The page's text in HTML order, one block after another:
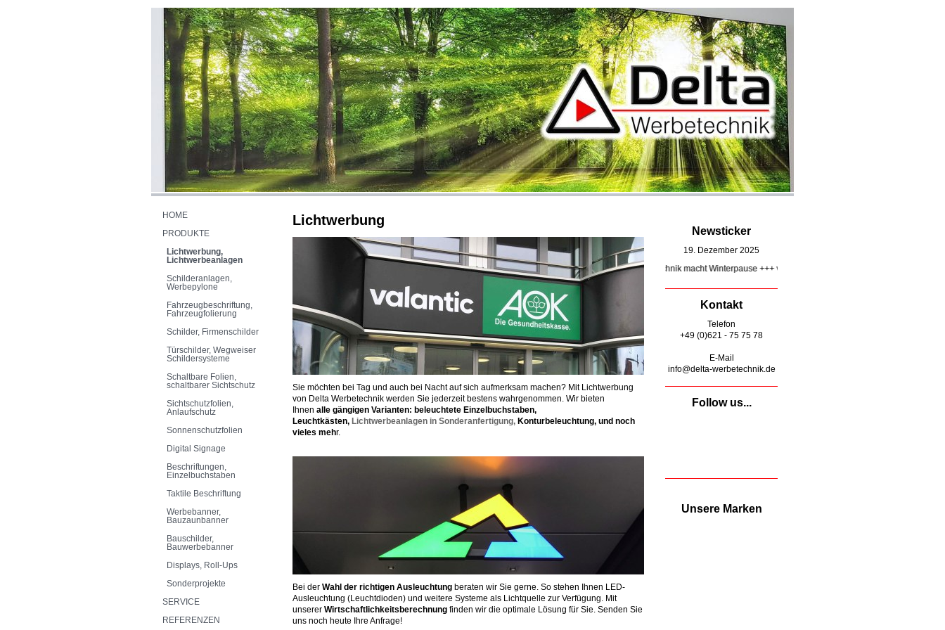
HOME
PRODUKTE
Lichtwerbung,
Lichtwerbeanlagen
Schilderanlagen,
Werbepylone
Fahrzeugbeschriftung,
Fahrzeugfolierung
Schilder, Firmenschilder
Türschilder, Wegweiser
Schildersysteme
Schaltbare Folien,
schaltbarer Sichtschutz
Sichtschutzfolien,
Anlaufschutz
Sonnenschutzfolien
Digital Signage
Beschriftungen,
Einzelbuchstaben
Taktile Beschriftung
Werbebanner,
Bauzaunbanner
Bauschilder,
Bauwerbebanner
Displays, Roll-Ups
Sonderprojekte
SERVICE
REFERENZEN
Lichtwerbung
Sie möchten bei Tag und auch bei Nacht auf sich aufmerksam machen? Mit Lichtwerbung
von Delta Werbetechnik werden Sie jederzeit bestens wahrgenommen. Wir bieten
Ihnen alle gängigen Varianten: beleuchtete Einzelbuchstaben,
Leuchtkästen, Lichtwerbeanlagen in Sonderanfertigung, Konturbeleuchtung, und noch
vieles mehr.
Bei der Wahl der richtigen Ausleuchtung beraten wir Sie gerne. So stehen Ihnen LED-
Ausleuchtung (Leuchtdioden) und weitere Systeme als Lichtquelle zur Verfügung. Mit
unserer Wirtschaftlichkeitsberechnung finden wir die optimale Lösung für Sie. Senden Sie
uns noch heute Ihre Anfrage!
Newsticker
19. Dezember 2025
+++ Delta Werbetechnik macht Winterpause +++ vom 22.12.2025 bis 04.01.2026 +++ Wir
Kontakt
Telefon
+49 (0)621 - 75 75 78
E-Mail
info@delta-werbetechnik.de
Follow us...
Unsere Marken